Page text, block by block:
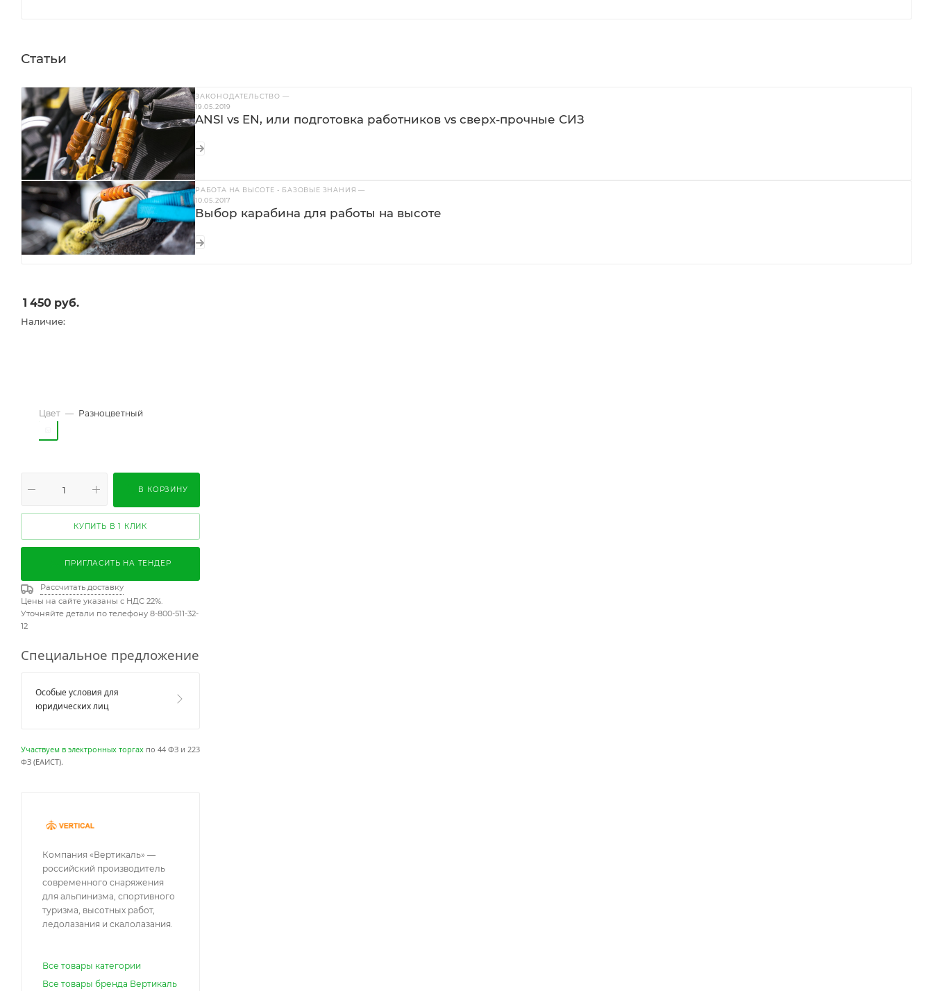
Статьи
ЗАКОНОДАТЕЛЬСТВО —
19.05.2019
ANSI vs EN, или подготовка работников vs сверх-прочные СИЗ
РАБОТА НА ВЫСОТЕ - БАЗОВЫЕ ЗНАНИЯ—
10.05.2017
Выбор карабина для работы на высоте
1 450 руб.
Наличие:
Цвет — Разноцветный
В КОРЗИНУ
КУПИТЬ В 1 КЛИК
ПРИГЛАСИТЬ НА ТЕНДЕР
Рассчитать доставку
Цены на сайте указаны с НДС 22%.
Уточняйте детали по телефону 8-800-511-32-
12
Специальное предложение
Особые условия для
юридических лиц
Участвуем в электронных торгах по 44 ФЗ и 223
ФЗ (ЕАИСТ).
Компания «Вертикаль» —
российский производитель
современного снаряжения
для альпинизма, спортивного
туризма, высотных работ,
ледолазания и скалолазания.
Все товары категории
Все товары бренда Вертикаль